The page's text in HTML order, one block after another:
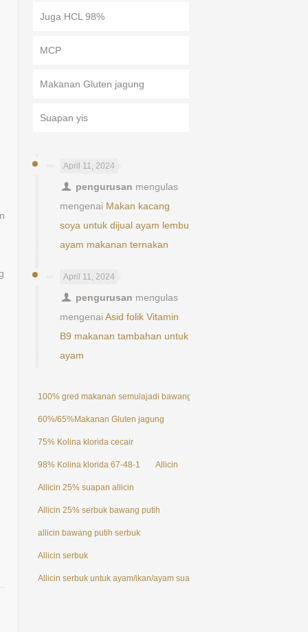
Juga HCL 98%
MCP
Makanan Gluten jagung
Suapan yis
April 11, 2024
pengurusan mengulas
mengenai Makan kacang
soya untuk dijual ayam lembu
ayam makanan ternakan
April 11, 2024
pengurusan mengulas
mengenai Asid folik Vitamin
B9 makanan tambahan untuk
ayam
100% gred makanan semulajadi bawang putih ekstrak serbuk Allicin
60%/65%Makanan Gluten jagung
75% Kolina klorida cecair
98% Kolina klorida 67-48-1 Allicin
Allicin 25% suapan allicin
Allicin 25% serbuk bawang putih
allicin bawang putih serbuk
Allicin serbuk
Allicin serbuk untuk ayam/ikan/ayam suapan aditif